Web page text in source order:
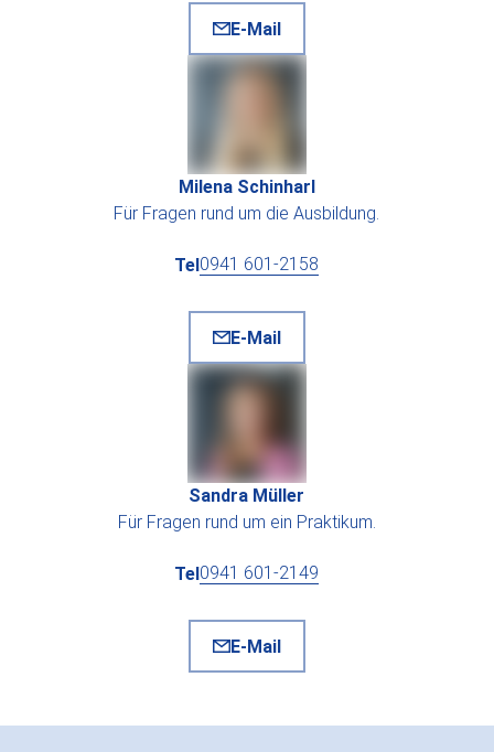
E-Mail
Milena Schinharl
Für Fragen rund um die Ausbildung.
Tel0941 601-2158
E-Mail
Sandra Müller
Für Fragen rund um ein Praktikum.
Tel0941 601-2149
E-Mail